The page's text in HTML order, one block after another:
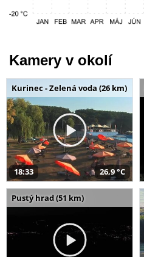
Kamery v okolí
Kurinec - Zelená voda (26 km)
18:33 26,9 °C
Pustý hrad (51 km)